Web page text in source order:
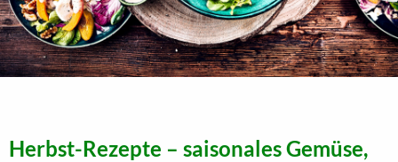
Herbst-Rezepte – saisonales Gemüse,